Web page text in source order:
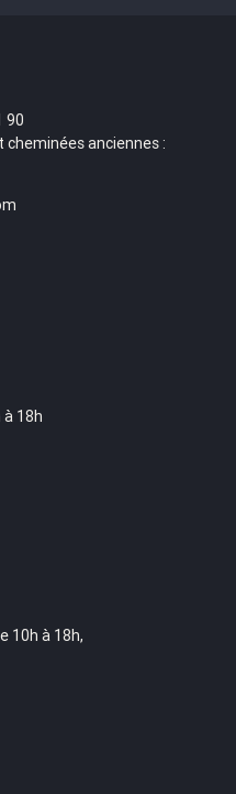
90
anciennes :
18h
10h à 18h,